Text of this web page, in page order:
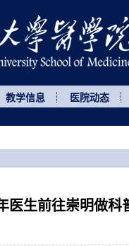
教学信息 医院动态
医生前往崇明做科